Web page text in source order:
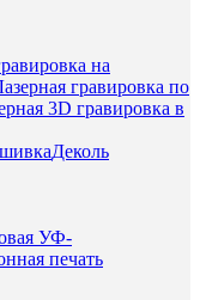
на
гравировка по
3D гравировка в
Деколь
УФ-
печать